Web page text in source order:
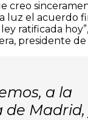
creo
luz el acuerdo
ratificada
presidente de
a la
de Madrid,